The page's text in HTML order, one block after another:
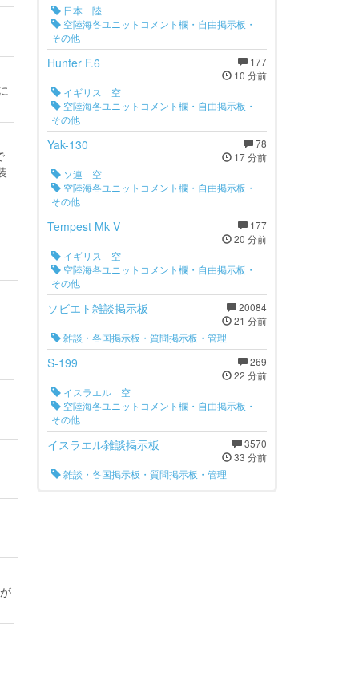
日本 陸
空陸海各ユニットコメント欄・自由掲示板・
その他
177
10 分前
Hunter F.6
イギリス 空
空陸海各ユニットコメント欄・自由掲示板・
その他
78
17 分前
Yak-130
ソ連 空
空陸海各ユニットコメント欄・自由掲示板・
その他
177
20 分前
Tempest Mk V
イギリス 空
空陸海各ユニットコメント欄・自由掲示板・
その他
20084
21 分前
ソビエト雑談掲示板
雑談・各国掲示板・質問掲示板・管理
269
22 分前
S-199
イスラエル 空
空陸海各ユニットコメント欄・自由掲示板・
その他
3570
33 分前
イスラエル雑談掲示板
雑談・各国掲示板・質問掲示板・管理